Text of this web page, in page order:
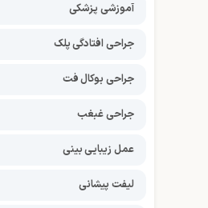
آموزشی پزشکی
جراحی افتادگی پلک
جراحی بوکال فت
جراحی غبغب
عمل زیبایی بینی
لیفت پیشانی